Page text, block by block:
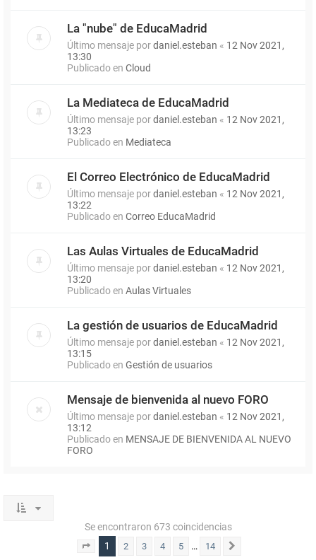
La "nube" de EducaMadrid
Último mensaje pordaniel.esteban « 12 Nov 2021,
13:30
Publicado en Cloud
La Mediateca de EducaMadrid
Último mensaje pordaniel.esteban « 12 Nov 2021,
13:23
Publicado en Mediateca
El Correo Electrónico de EducaMadrid
Último mensaje pordaniel.esteban « 12 Nov 2021,
13:22
Publicado en Correo EducaMadrid
Las Aulas Virtuales de EducaMadrid
Último mensaje pordaniel.esteban « 12 Nov 2021,
13:20
Publicado en Aulas Virtuales
La gestión de usuarios de EducaMadrid
Último mensaje pordaniel.esteban « 12 Nov 2021,
13:15
Publicado en Gestión de usuarios
Mensaje de bienvenida al nuevo FORO
Último mensaje pordaniel.esteban « 12 Nov 2021,
13:12
Publicado en MENSAJE DE BIENVENIDA AL NUEVO
FORO
Se encontraron 673 coincidencias
Página 1de 14
1 2 3 4 5 … 14